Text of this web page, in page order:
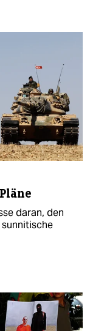
daran, den
sunnitische